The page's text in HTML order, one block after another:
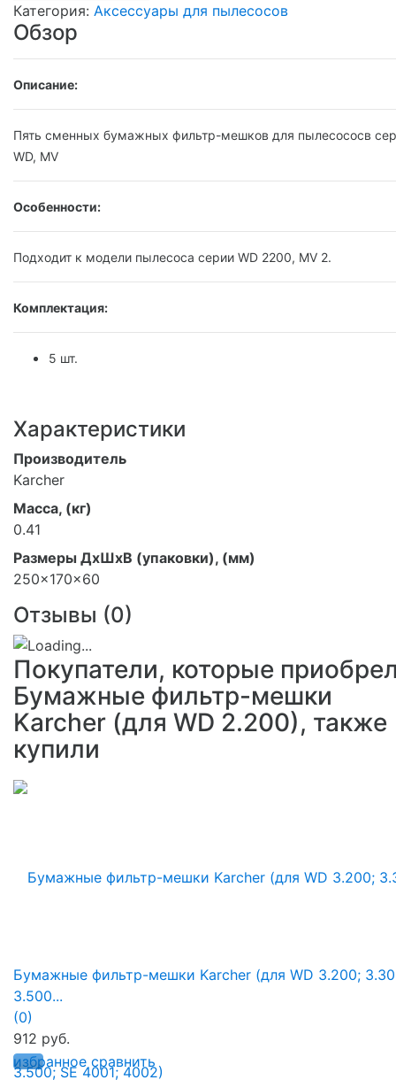
Категория: Аксессуары для пылесосов
Обзор
Описание:
Пять сменных бумажных фильтр-мешков для пылесососв
WD, MV
Особенности:
Подходит к модели пылесоса серии WD 2200, MV 2.
Комплектация:
5 шт.
Характеристики
Производитель
Karcher
Масса, (кг)
0.41
Размеры ДхШхВ (упаковки), (мм)
250x170x60
Отзывы (0)
Покупатели, которые
Бумажные фильтр-мешки
Karcher (для WD 2.200), также
купили
избранное сравнить
Бумажные фильтр-мешки Karcher (для WD 3.200;
3.500...
(0)
912 руб.